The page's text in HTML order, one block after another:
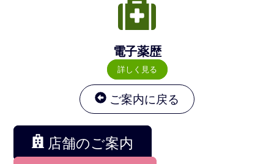
電子薬歴
詳しく見る
ご案内に戻る
店舗のご案内